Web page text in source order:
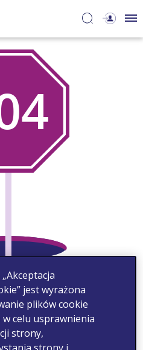
jest wyrażona
plików cookie
celu usprawnienia
strony,
strony i